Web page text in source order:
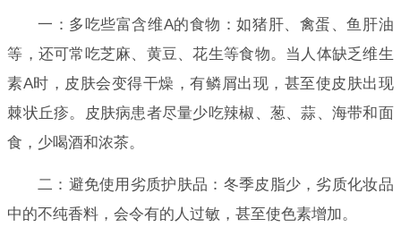
一：多吃些富含维A的食物：如猪肝、禽蛋、鱼肝油
等，还可常吃芝麻、黄豆、花生等食物。当人体缺乏维生
素A时，皮肤会变得干燥，有鳞屑出现，甚至使皮肤出现
棘状丘疹。皮肤病患者尽量少吃辣椒、葱、蒜、海带和面
食，少喝酒和浓茶。
二：避免使用劣质护肤品：冬季皮脂少，劣质化妆品
中的不纯香料，会令有的人过敏，甚至使色素增加。